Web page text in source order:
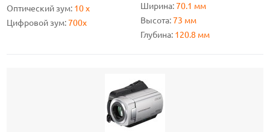
Оптический зум: 10 x
Цифровой зум:700x
Ширина:70.1 мм
Высота:73 мм
Глубина: 120.8 мм